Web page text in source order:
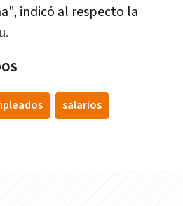
indicó al respecto la
salarios